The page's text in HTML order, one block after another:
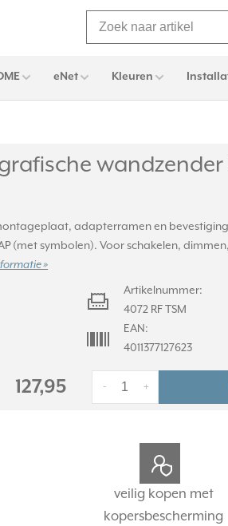
eNet Kleuren
adapterramen en
(met symbolen). Voor schakelen, dimmen,
»
Artikelnummer:
4072 RF TSM
EAN:
4011377127623
127,95 +
-
veilig kopen met
kopersbescherming